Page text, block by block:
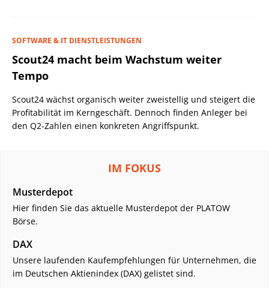
SOFTWARE & IT DIENSTLEISTUNGEN
Scout24 macht beim Wachstum weiter
Tempo
Scout24 wächst organisch weiter zweistellig und steigert die
Profitabilität im Kerngeschäft. Dennoch finden Anleger bei
den Q2-Zahlen einen konkreten Angriffspunkt.
IM FOKUS
Musterdepot
Hier finden Sie das aktuelle Musterdepot der PLATOW
Börse.
DAX
Unsere laufenden Kaufempfehlungen für Unternehmen, die
im Deutschen Aktienindex (DAX) gelistet sind.